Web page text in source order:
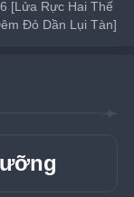
[Lửa Rực Hai Thế
Đỏ Dần Lụi Tàn]